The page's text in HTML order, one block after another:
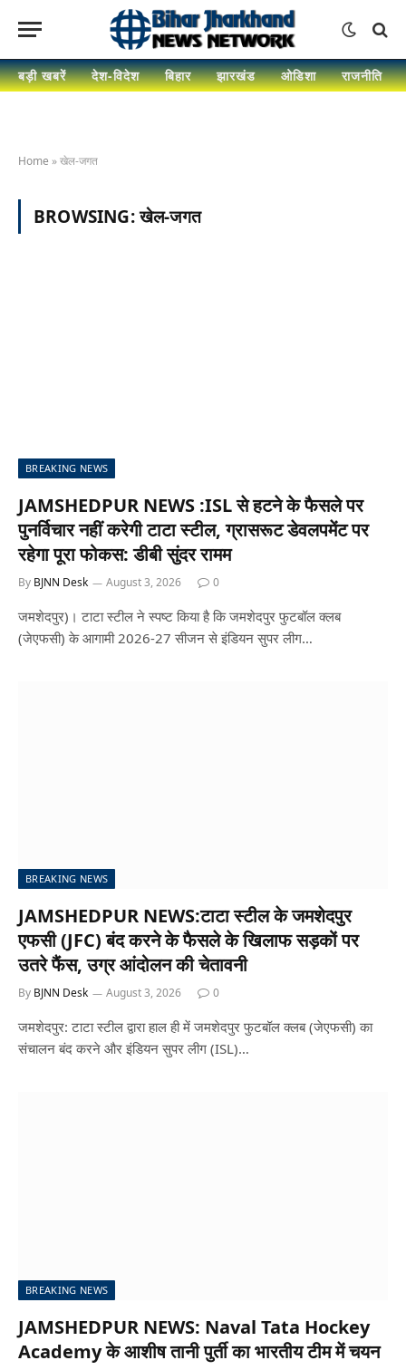
बड़ी खबरें देश-विदेश बिहार झारखंड ओडिशा राजनीति
Home »खेल-जगत
BROWSING:खेल-जगत
BREAKING NEWS
JAMSHEDPUR NEWS :ISL से हटने के फैसले पर
पुनर्विचार नहीं करेगी टाटा स्टील, ग्रासरूट डेवलपमेंट पर
रहेगा पूरा फोकस: डीबी सुंदर रामम
By BJNN Desk August 3, 2026 0
जमशेदपुर)। टाटा स्टील ने स्पष्ट किया है कि जमशेदपुर फुटबॉल क्लब
(जेएफसी) के आगामी 2026-27 सीजन से इंडियन सुपर लीग…
BREAKING NEWS
JAMSHEDPUR NEWS:टाटा स्टील के जमशेदपुर
एफसी (JFC) बंद करने के फैसले के खिलाफ सड़कों पर
उतरे फैंस, उग्र आंदोलन की चेतावनी
By BJNN Desk August 3, 2026 0
जमशेदपुर: टाटा स्टील द्वारा हाल ही में जमशेदपुर फुटबॉल क्लब (जेएफसी) का
संचालन बंद करने और इंडियन सुपर लीग (ISL)…
BREAKING NEWS
JAMSHEDPUR NEWS: Naval Tata Hockey
Academy के आशीष तानी पुर्ती का भारतीय टीम में चयन